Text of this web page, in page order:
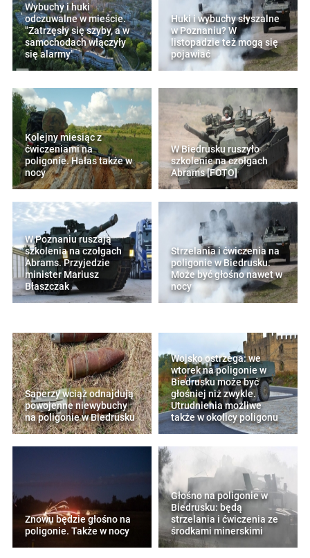
Wybuchy i huki
odczuwalne w mieście.
"Zatrzęsły się szyby, a w
samochodach włączyły
się alarmy"
Huki i wybuchy słyszalne
w Poznaniu? W
listopadzie też mogą się
pojawiać
Kolejny miesiąc z
ćwiczeniami na
poligonie. Hałas także w
nocy
W Biedrusku ruszyło
szkolenie na czołgach
Abrams [FOTO]
W Poznaniu ruszają
szkolenia na czołgach
Abrams. Przyjedzie
minister Mariusz
Błaszczak
Strzelania i ćwiczenia na
poligonie w Biedrusku.
Może być głośno nawet w
nocy
Saperzy wciąż odnajdują
powojenne niewybuchy
na poligonie w Biedrusku
Wojsko ostrzega: we
wtorek na poligonie w
Biedrusku może być
głośniej niż zwykle.
Utrudnienia możliwe
także w okolicy poligonu
Znowu będzie głośno na
poligonie. Także w nocy
Głośno na poligonie w
Biedrusku: będą
strzelania i ćwiczenia ze
środkami minerskimi